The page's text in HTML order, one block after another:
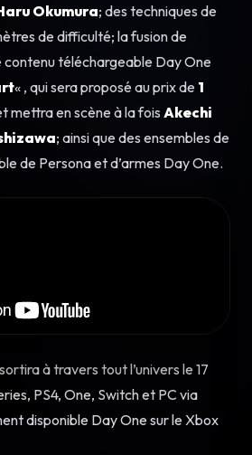
Okumura; des techniques de
de difficulté; la fusion de
contenu téléchargeable Day One
« , qui sera proposé au prix de 1
mettra en scène à la fois Akechi
; ainsi que des ensembles de
de Persona et d’armes Day One.
sortira à travers tout l’univers le 17
PS4, One, Switch et PC via
disponible Day One sur le Xbox